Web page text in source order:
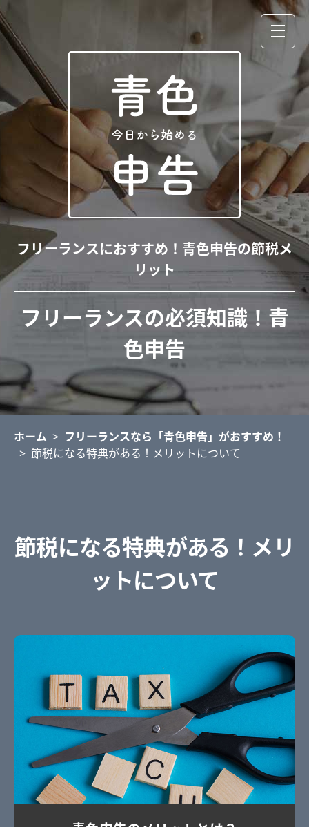
フリーランスにおすすめ！青色申告の節税メ
リット
フリーランスの必須知識！青
色申告
ホーム > フリーランスなら「青色申告」がおすすめ！
> 節税になる特典がある！メリットについて
節税になる特典がある！メリ
ットについて